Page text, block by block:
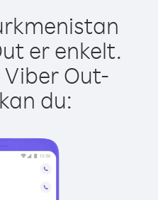
er enkelt.
Out-
du: